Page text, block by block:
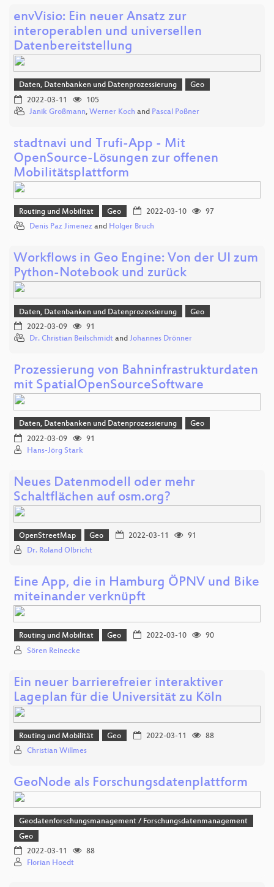
envVisio: Ein neuer Ansatz zur
interoperablen und universellen
Datenbereitstellung
Daten, Datenbanken und Datenprozessierung
Geo
2022-03-11
105
Janik Großmann, Werner Koch and Pascal Poßner
stadtnavi und Trufi-App - Mit
OpenSource-Lösungen zur offenen
Mobilitätsplattform
Routing und Mobilität Geo 2022-03-10
97
Denis Paz Jimenez and Holger Bruch
Workflows in Geo Engine: Von der UI zum
Python-Notebook und zurück
Daten, Datenbanken und Datenprozessierung
Geo
2022-03-09
91
Dr. Christian Beilschmidt and Johannes Drönner
Prozessierung von Bahninfrastrukturdaten
mit SpatialOpenSourceSoftware
Daten, Datenbanken und Datenprozessierung
Geo
2022-03-09
91
Hans-Jörg Stark
Neues Datenmodell oder mehr
Schaltflächen auf osm.org?
OpenStreetMap Geo 2022-03-11
91
Dr. Roland Olbricht
Eine App, die in Hamburg ÖPNV und Bike
miteinander verknüpft
Routing und Mobilität Geo 2022-03-10
90
Sören Reinecke
Ein neuer barrierefreier interaktiver
Lageplan für die Universität zu Köln
Routing und Mobilität Geo 2022-03-11
88
Christian Willmes
GeoNode als Forschungsdatenplattform
Geodatenforschungsmanagement / Forschungsdatenmanagement
Geo
2022-03-11
88
Florian Hoedt